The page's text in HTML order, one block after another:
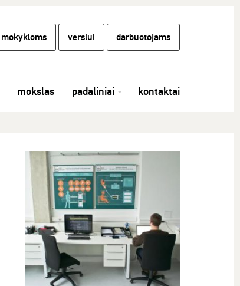
mokykloms verslui darbuotojams
mokslas padaliniai kontaktai